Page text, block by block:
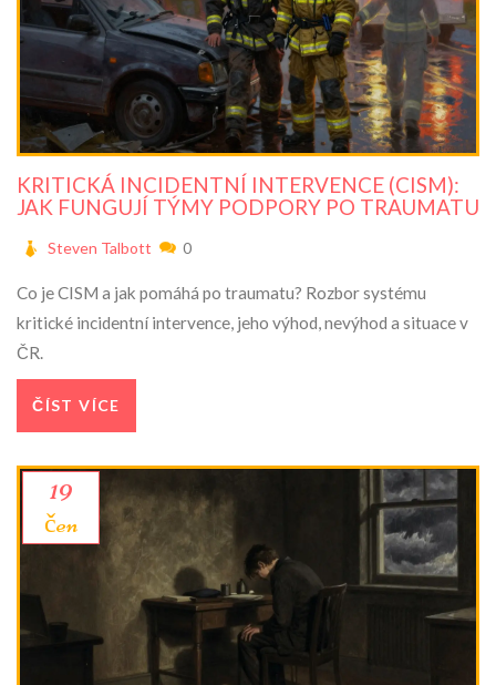
KRITICKÁ INCIDENTNÍ INTERVENCE (CISM):
JAK FUNGUJÍ TÝMY PODPORY PO TRAUMATU
Steven Talbott 0
Co je CISM a jak pomáhá po traumatu? Rozbor systému
kritické incidentní intervence, jeho výhod, nevýhod a situace v
ČR.
ČÍST VÍCE
19
čen